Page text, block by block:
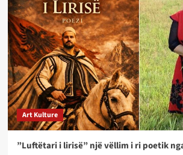
Art Kulture
”Luftëtari i lirisë” një vëllim i ri poetik